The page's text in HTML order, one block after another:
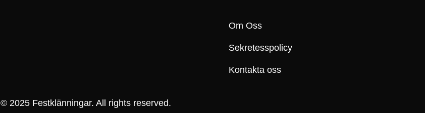
Om Oss
Sekretesspolicy
Kontakta oss
© 2025 Festklänningar. All rights reserved.